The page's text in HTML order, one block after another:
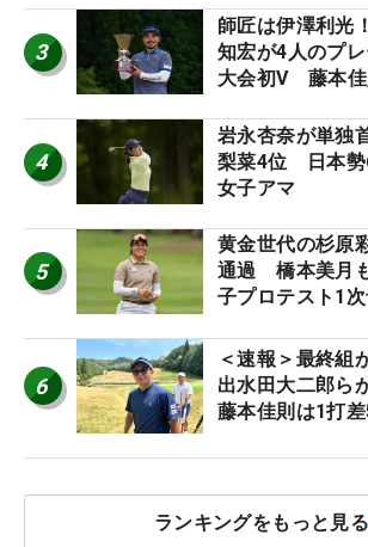
3
師匠は伊澤利
知宏が4人のプ
大会初V 藤本佳
4
岩永杏奈が単独
梨菜4位 日本勢
女子アマ
5
黄金世代の杉原
通過 橋本美月
子プロテスト1次
6
＜速報＞最終組
出水田大二郎ら
藤本佳則は1打
JOYX OPEN】
ランキングをもっと見る